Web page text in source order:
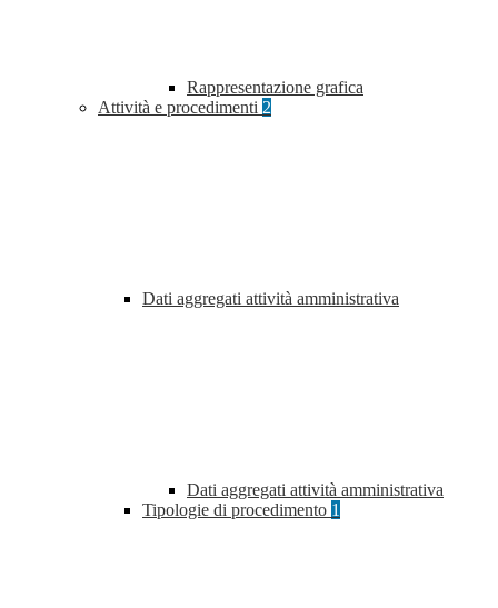
Rappresentazione grafica
Attività e procedimenti 2
Dati aggregati attività amministrativa
Dati aggregati attività amministrativa
Tipologie di procedimento 1